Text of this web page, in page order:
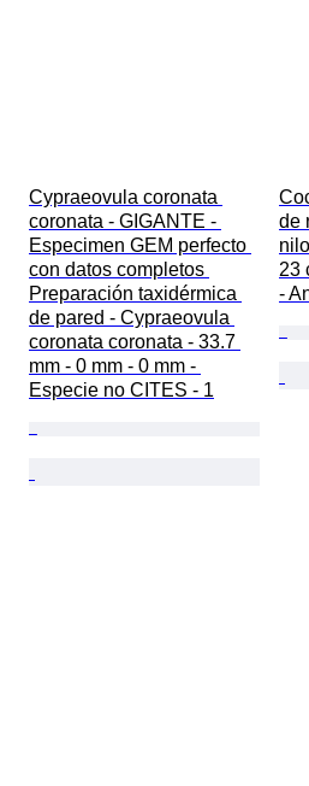
Cypraeovula coronata
coronata - GIGANTE -
Especimen GEM perfecto
con datos completos
Preparación taxidérmica
de pared - Cypraeovula
coronata coronata - 33.7
mm - 0 mm - 0 mm -
Especie no CITES - 1
de
23
-